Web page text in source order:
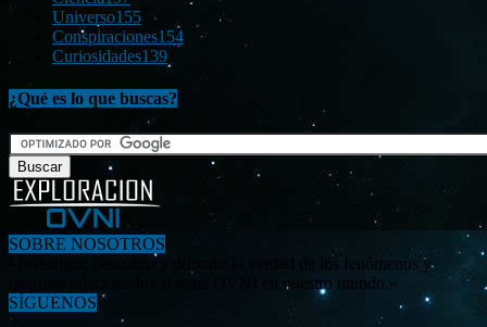
Universo155
Conspiraciones154
Curiosidades139
¿Qué es lo que buscas?
SOBRE NOSOTROS
«Investigar, descubrir y difundir la verdad de los fenómenos y
enigmas relacionados al tema OVNI en nuestro mundo.»
SÍGUENOS